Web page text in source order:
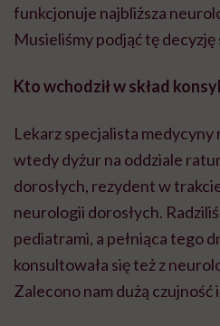
funkcjonuje najbliższa
Musieliśmy podjąć tę decyzję
Kto wchodził w skład
Lekarz specjalista
wtedy dyżur na oddziale
dorosłych, rezydent w
neurologii dorosłych.
pediatrami, a pełniąca tego
konsultowała się też z
Zalecono nam dużą czujność